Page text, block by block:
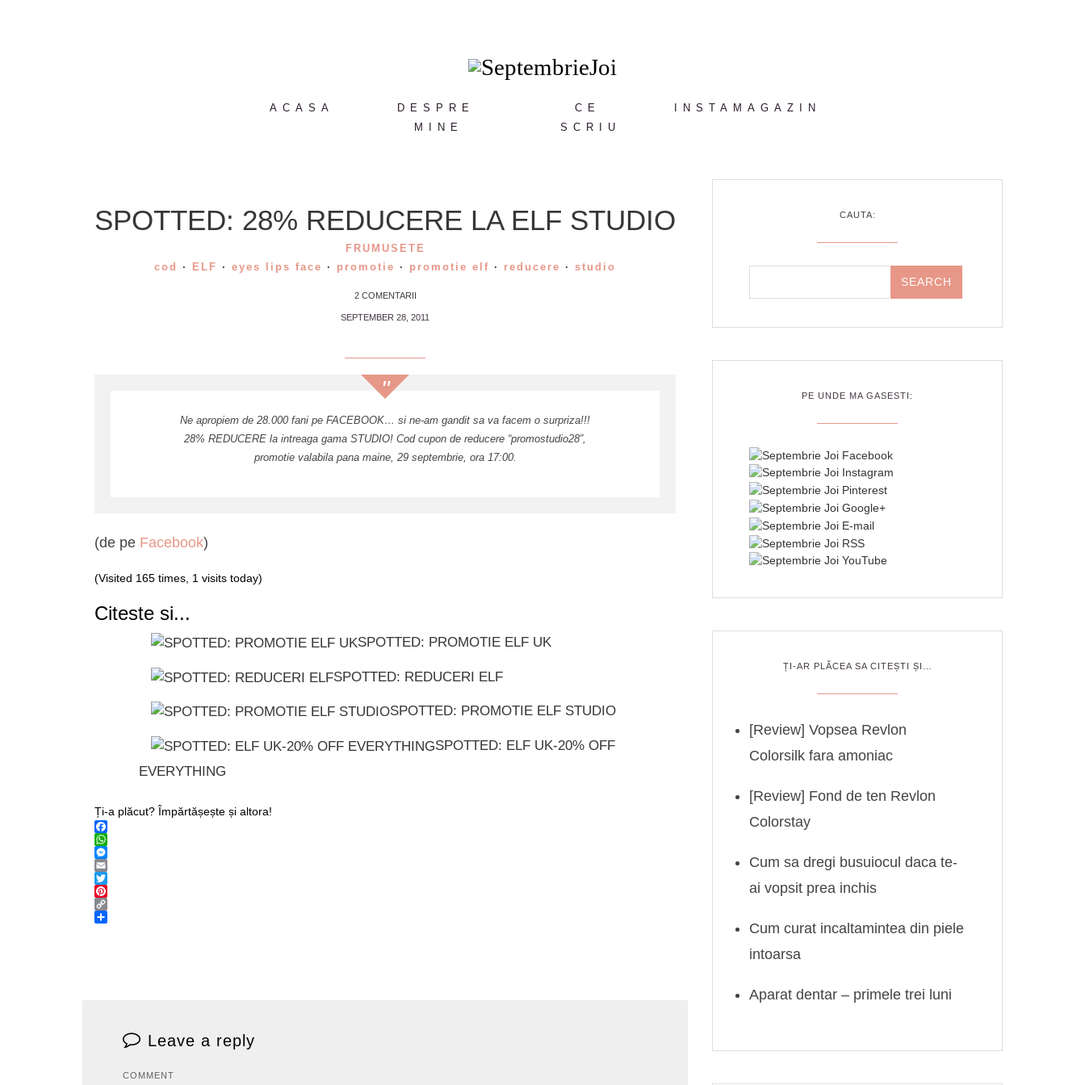
ACASA
DESPRE
MINE
CE
SCRIU
INSTAMAGAZIN
SPOTTED: 28% REDUCERE LA ELF STUDIO
FRUMUSETE
cod
· ELF · eyes lips face · promotie · promotie elf · reducere · studio
2 COMENTARII
SEPTEMBER 28, 2011
Ne apropiem de 28.000 fani pe FACEBOOK… si ne-am gandit sa va facem o surpriza!!!
28% REDUCERE la intreaga gama STUDIO! Cod cupon de reducere “promostudio28”,
promotie valabila pana maine, 29 septembrie, ora 17:00.
(de pe Facebook)
(Visited 165 times, 1 visits today)
Citeste si...
SPOTTED: PROMOTIE ELF UK
SPOTTED: REDUCERI ELF
SPOTTED: PROMOTIE ELF STUDIO
SPOTTED: ELF UK-20% OFF
EVERYTHING
Ți-a plăcut? Împărtășește și altora!
Facebook
WhatsApp
Messenger
Email
Twitter
Pinterest
Copy
Leave a reply
COMMENT
CAUTA:
PE UNDE MA GASESTI:
ȚI-AR PLĂCEA SA CITEȘTI ȘI…
[Review] Vopsea Revlon
Colorsilk fara amoniac
[Review] Fond de ten Revlon
Colorstay
Cum sa dregi busuiocul daca te-
ai vopsit prea inchis
Cum curat incaltamintea din piele
intoarsa
Aparat dentar – primele trei luni